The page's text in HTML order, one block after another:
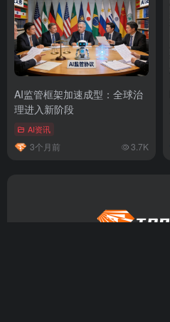
AI监管框架加速成型：全球治
理进入新阶段
AI资讯
3个月前 3.7K